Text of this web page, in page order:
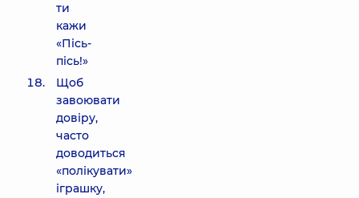
ти
кажи
«Пісь-
пісь!»
Щоб
завоювати
довіру,
часто
доводиться
«полікувати»
іграшку,